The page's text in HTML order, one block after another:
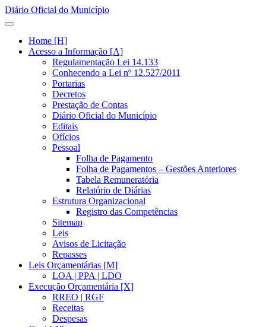
Diário Oficial do Município
Home [H]
Acesso a Informação [A]
Regulamentação Lei 14.133
Conhecendo a Lei nº 12.527/2011
Portarias
Decretos
Prestação de Contas
Diário Oficial do Município
Editais
Ofícios
Pessoal
Folha de Pagamento
Folha de Pagamentos – Gestões Anteriores
Tabela Remuneratória
Relatório de Diárias
Estrutura Organizacional
Registro das Competências
Sitemap
Leis
Avisos de Licitação
Repasses
Leis Orçamentárias [M]
LOA | PPA | LDO
Execução Orçamentária [X]
RREO | RGF
Receitas
Despesas